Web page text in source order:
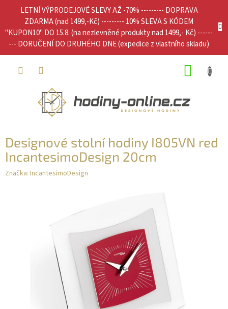
LETNÍ VÝPRODEJOVÉ SLEVY AŽ -70% --------- DOPRAVA
ZDARMA (nad 1499,-Kč) --------- 10% SLEVA S KÓDEM
"KUPON10" DO 15.8. (na nezlevněné produkty nad 1499,- Kč) ------
--- DORUČENÍ DO DRUHÉHO DNE (expedice z vlastního skladu)
Designové stolní hodiny I805VN red
IncantesimoDesign 20cm
Značka: IncantesimoDesign